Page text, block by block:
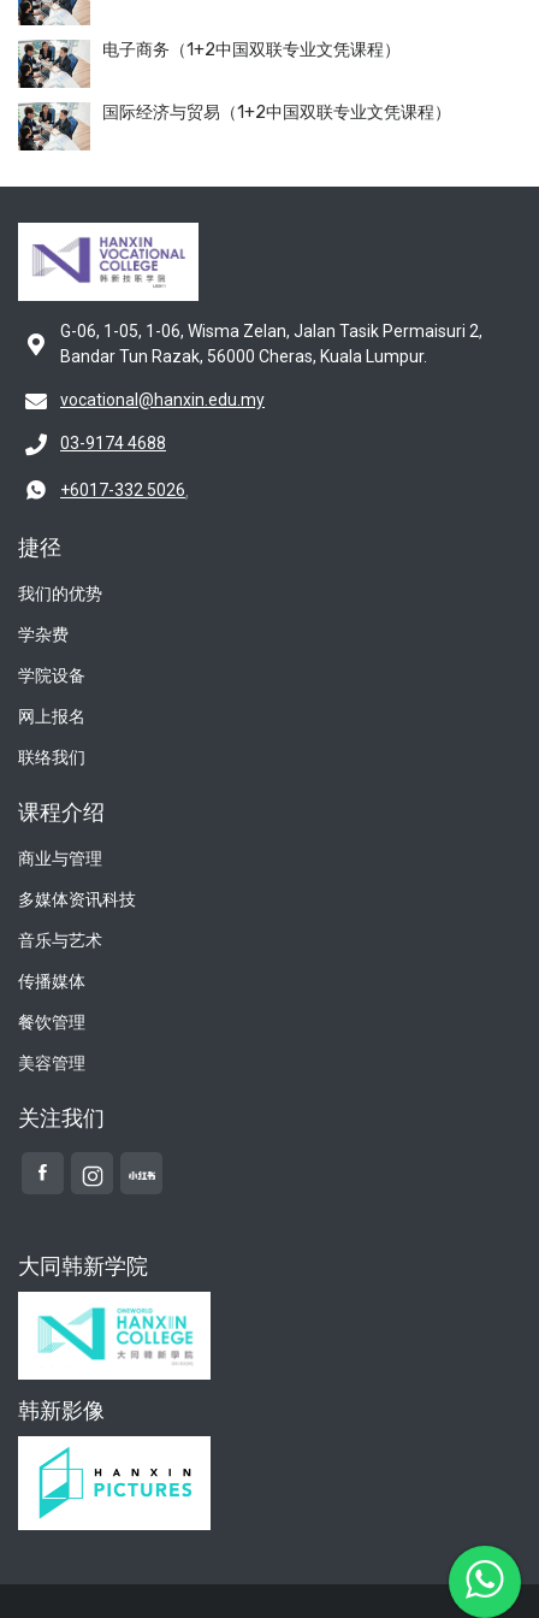
电子商务（1+2中国双联专业文凭课程）
国际经济与贸易（1+2中国双联专业文凭课程）
G-06, 1-05, 1-06, Wisma Zelan, Jalan Tasik Permaisuri 2,
Bandar Tun Razak, 56000 Cheras, Kuala Lumpur.
vocational@hanxin.edu.my
03-9174 4688
+6017-332 5026,
捷径
我们的优势
学杂费
学院设备
网上报名
联络我们
课程介绍
商业与管理
多媒体资讯科技
音乐与艺术
传播媒体
餐饮管理
美容管理
关注我们
大同韩新学院
韩新影像